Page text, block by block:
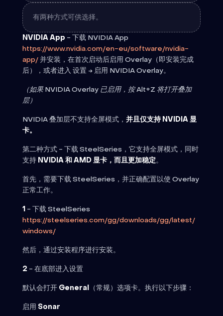
有两种方式可供选择。
NVIDIA App - 下载 NVIDIA App
https://www.nvidia.com/en-eu/software/nvidia-
app/并安装，在首次启动后启用 Overlay（即安装完成
后），或者进入 设置 → 启用 NVIDIA Overlay。
（如果 NVIDIA Overlay 已启用，按 Alt+Z 将打开叠加
层）
NVIDIA 叠加层不支持全屏模式， 并且仅支持 NVIDIA 显
卡。
第二种方式 - 下载 SteelSeries，它支持全屏模式，同时
支持 NVIDIA 和 AMD 显卡，而且更加稳定。
首先，需要下载 SteelSeries，并正确配置以使 Overlay
正常工作。
1 - 下载 SteelSeries
https://steelseries.com/gg/downloads/gg/latest/
windows/
然后，通过安装程序进行安装。
2 - 在底部进入设置
默认会打开 General （常规）选项卡。执行以下步骤：
启用 Sonar